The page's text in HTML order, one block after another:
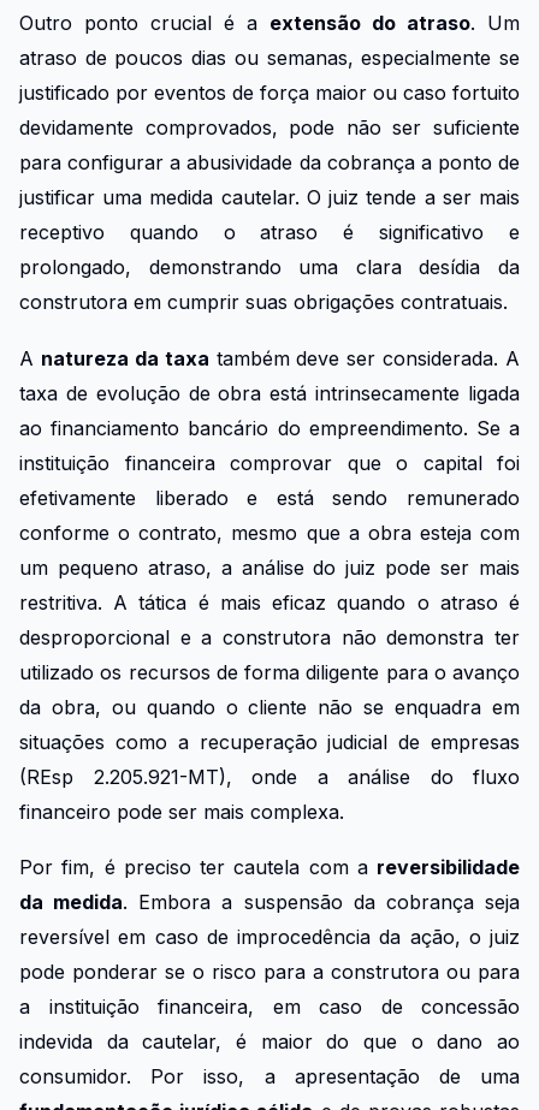
Outro ponto crucial é a extensão do atraso. Um
atraso de poucos dias ou semanas, especialmente se
justificado por eventos de força maior ou caso fortuito
devidamente comprovados, pode não ser suficiente
para configurar a abusividade da cobrança a ponto de
justificar uma medida cautelar. O juiz tende a ser mais
receptivo quando o atraso é significativo e
prolongado, demonstrando uma clara desídia da
construtora em cumprir suas obrigações contratuais.
A natureza da taxa também deve ser considerada. A
taxa de evolução de obra está intrinsecamente ligada
ao financiamento bancário do empreendimento. Se a
instituição financeira comprovar que o capital foi
efetivamente liberado e está sendo remunerado
conforme o contrato, mesmo que a obra esteja com
um pequeno atraso, a análise do juiz pode ser mais
restritiva. A tática é mais eficaz quando o atraso é
desproporcional e a construtora não demonstra ter
utilizado os recursos de forma diligente para o avanço
da obra, ou quando o cliente não se enquadra em
situações como a recuperação judicial de empresas
(REsp 2.205.921-MT), onde a análise do fluxo
financeiro pode ser mais complexa.
Por fim, é preciso ter cautela com a reversibilidade
da medida. Embora a suspensão da cobrança seja
reversível em caso de improcedência da ação, o juiz
pode ponderar se o risco para a construtora ou para
a instituição financeira, em caso de concessão
indevida da cautelar, é maior do que o dano ao
consumidor. Por isso, a apresentação de uma